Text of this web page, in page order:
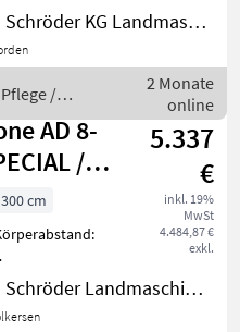
KG
Heinrich Schröder KG Landmaschinen Norden
/
2 Monate
online
AD 8-
/
33
5.337
€
inkl. 19%
MwSt
4.484,87 €
exkl.
300 cm
Warntafeln,
________
ca. 3.500
Heinrich Schröder Landmaschinen KG Völkersen